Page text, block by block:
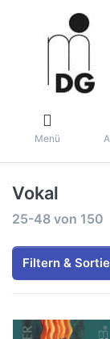
Menü
Vokal
25-48 von 150
Filtern &